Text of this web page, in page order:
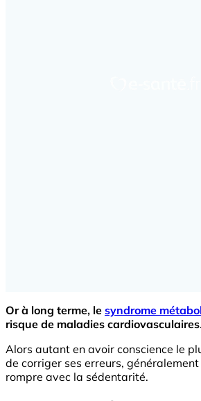
Or à long terme, le syndrome
risque de maladies cardiovasculaires.
Alors autant en avoir conscience le
de corriger ses erreurs,
rompre avec la sédentarité.